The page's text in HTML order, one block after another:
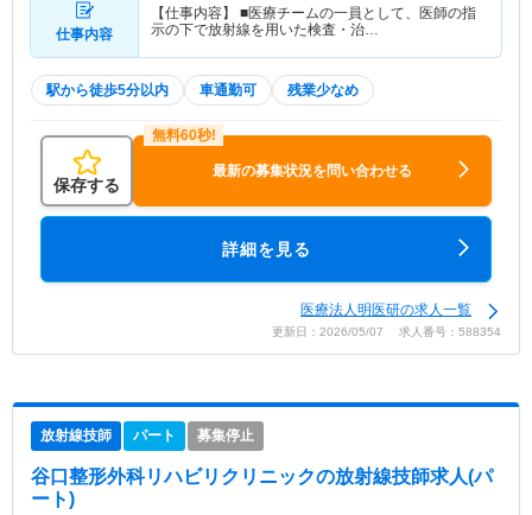
仕事内容
【仕事内容】 ■医療チームの一員として、医師の指
示の下で放射線を用いた検査・治…
駅から徒歩5分以内 車通勤可 残業少なめ
保存する
最新の募集状況を問い合わせる
詳細を見る
医療法人明医研の求人一覧
更新日：2026/05/07 求人番号：588354
放射線技師 パート 募集停止
谷口整形外科リハビリクリニックの放射線技師求人(パ
ート)